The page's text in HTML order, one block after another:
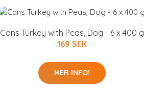
Cans Turkey with Peas, Dog - 6 x 400 g
169 SEK
MER INFO!